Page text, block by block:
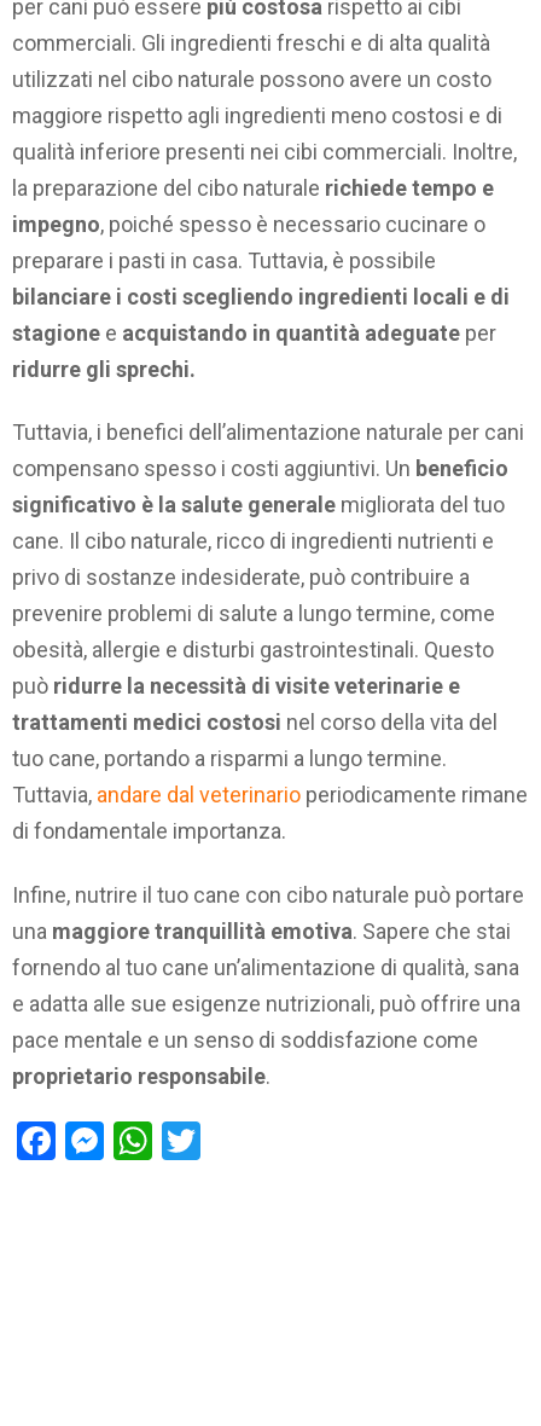
per cani può essere più costosa rispetto ai cibi
commerciali. Gli ingredienti freschi e di alta qualità
utilizzati nel cibo naturale possono avere un costo
maggiore rispetto agli ingredienti meno costosi e di
qualità inferiore presenti nei cibi commerciali. Inoltre,
la preparazione del cibo naturale richiede tempo e
impegno, poiché spesso è necessario cucinare o
preparare i pasti in casa. Tuttavia, è possibile
bilanciare i costi scegliendo ingredienti locali e di
stagione e acquistando in quantità adeguate per
ridurre gli sprechi.
Tuttavia, i benefici dell’alimentazione naturale per cani
compensano spesso i costi aggiuntivi. Un beneficio
significativo è la salute generale migliorata del tuo
cane. Il cibo naturale, ricco di ingredienti nutrienti e
privo di sostanze indesiderate, può contribuire a
prevenire problemi di salute a lungo termine, come
obesità, allergie e disturbi gastrointestinali. Questo
può ridurre la necessità di visite veterinarie e
trattamenti medici costosi nel corso della vita del
tuo cane, portando a risparmi a lungo termine.
Tuttavia, andare dal veterinario periodicamente rimane
di fondamentale importanza.
Infine, nutrire il tuo cane con cibo naturale può portare
una maggiore tranquillità emotiva. Sapere che stai
fornendo al tuo cane un’alimentazione di qualità, sana
e adatta alle sue esigenze nutrizionali, può offrire una
pace mentale e un senso di soddisfazione come
proprietario responsabile.
Facebook
Messenger
WhatsApp